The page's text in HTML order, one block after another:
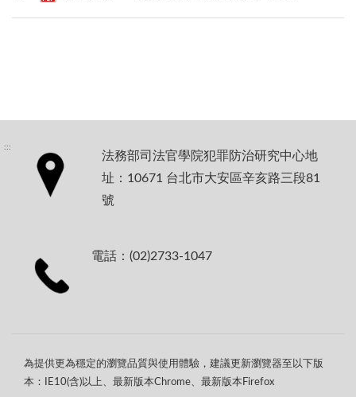
:::
法務部司法官學院犯罪防治研究中心地
址：10671 台北市大安區辛亥路三段81
號
電話：(02)2733-1047
為提供更為穩定的瀏覽品質與使用體驗，建議更新瀏覽器至以下版
本：IE10(含)以上、最新版本Chrome、最新版本Firefox